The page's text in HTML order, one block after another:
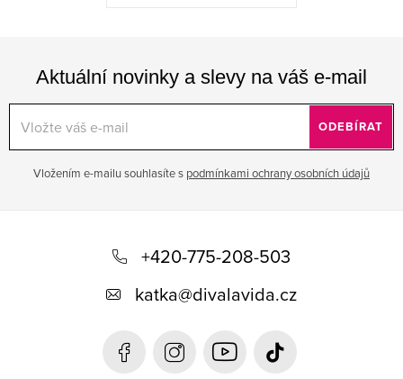
Aktuální novinky a slevy na váš e-mail
Vložením e-mailu souhlasíte s podmínkami ochrany osobních údajů
ODEBÍRAT
+420-775-208-503
katka@divalavida.cz